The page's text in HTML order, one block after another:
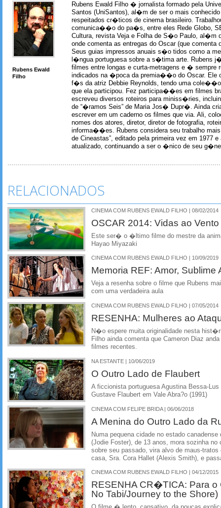
Rubens Ewald
Filho
Rubens Ewald Filho � jornalista formado pela
Santos (UniSantos), al�m de ser o mais
respeitados cr�ticos de cinema brasileiro.
comunica��o do pa�s, entre eles Rede Globo,
Cultura, revista Veja e Folha de S�o Paulo, al�m
onde comenta as entregas do Oscar (que comenta
Seus guias impressos anuais s�o tidos como a
l�ngua portuguesa sobre a s�tima arte. Rubens
filmes entre longas e curta-metragens e � sempre
indicados na �poca da premia��o do Oscar. Ele
f�s da atriz Debbie Reynolds, tendo uma
que ela participou. Fez participa��es em filmes
escreveu diversos roteiros para miniss�ries,
de “�ramos Seis” de Maria Jos� Dupr�. Ainda
escrever em um caderno os filmes que via. Ali,
nomes dos atores, diretor, diretor de fotografia,
informa��es. Rubens considera seu trabalho
de Cineastas”, editado pela primeira vez em 1977 e
atualizado, continuando a ser o �nico de seu
RELACIONADOS
CINEMA COM RUBENS EWALD FILHO | 08/02/2014
OSCAR 2014: Vidas ao
Este ser� o �ltimo filme do mestre da
Hayao Miyazaki
CINEMA COM RUBENS EWALD FILHO | 10/09/2019
Memoria REF: Amor, Sublime
Veja a resenha sobre o filme que Rubens
com uma verdadeira aula
CINEMA COM RUBENS EWALD FILHO | 07/05/2014
RESENHA: Mulheres ao
N�o espere muita originalidade nesta
Filho ainda comenta que Cameron Diaz
filmes recentes.
NA ESTANTE | 10/06/2019
O Outro Lado de Flaubert
A ficcionista portuguesa Agustina Bessa-
Gustave Flaubert em Vale Abra?o (1991)
CINEMA COM FELIPE BRIDA | 06/06/2018
A Menina do Outro Lado da
Numa pequena cidade no estado
(Jodie Foster), de 13 anos, mora sozinha
sobre seu passado, vira alvo de maus-
casa, Sra. Cora Hallet (Alexis Smith), e
CINEMA COM RUBENS EWALD FILHO | 04/12/2015
RESENHA CR�TICA: Para o
No Tabi/Journey to the Shore)